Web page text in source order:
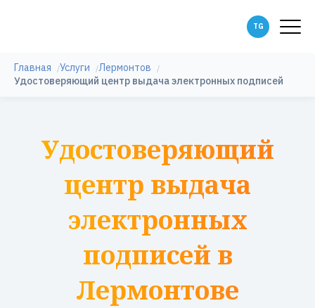
Главная Услуги
Лермонтов
Удостоверяющий центр выдача электронных подписей
Удостоверяющий
центр выдача
электронных
подписей в
Лермонтове